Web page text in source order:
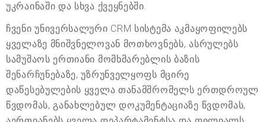
უკრაინაში და სხვა ქვეყნებში.
ჩვენი უნივერსალური CRM სისტემა აკმაყოფილებს
ყველაზე მნიშვნელოვან მოთხოვნებს, ასრულებს
სამუშაოს ერთიანი მომხმარებლის ბაზის
შენარჩუნებაზე, უზრუნველყოფს მცირე
დაწესებულების ყველა თანამშრომელს ერთდროულ
წვდომას, განახლებულ დოკუმენტაციაზე წვდომას,